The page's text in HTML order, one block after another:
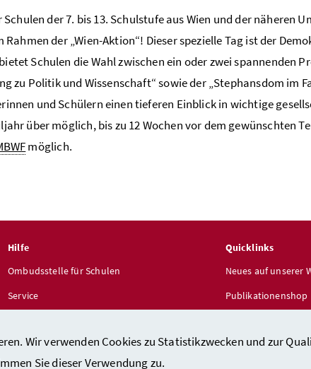
Wir verwenden Cookies zu Statistikzwecken und zur
Sie dieser Verwendung zu.
der 7. bis 13. Schulstufe aus Wien und der näheren
der „Wien-Aktion“! Dieser spezielle Tag ist der
Schulen die Wahl zwischen ein oder zwei spannenden
zu Politik und Wissenschaft“ sowie der „Stephansdom im
und Schülern einen tieferen Einblick in wichtige
über möglich, bis zu 12 Wochen vor dem gewünschten
möglich.
Hilfe
Ombudsstelle für Schulen
Service
Quicklinks
Neues auf unserer
Publikationenshop